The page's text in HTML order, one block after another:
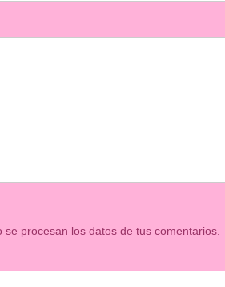
se procesan los datos de tus comentarios.